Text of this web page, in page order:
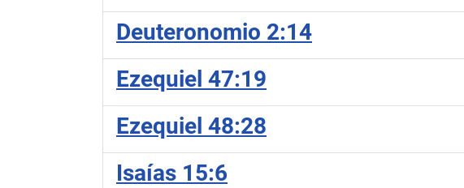
Deuteronomio 2:14
Ezequiel 47:19
Ezequiel 48:28
Isaías 15:6